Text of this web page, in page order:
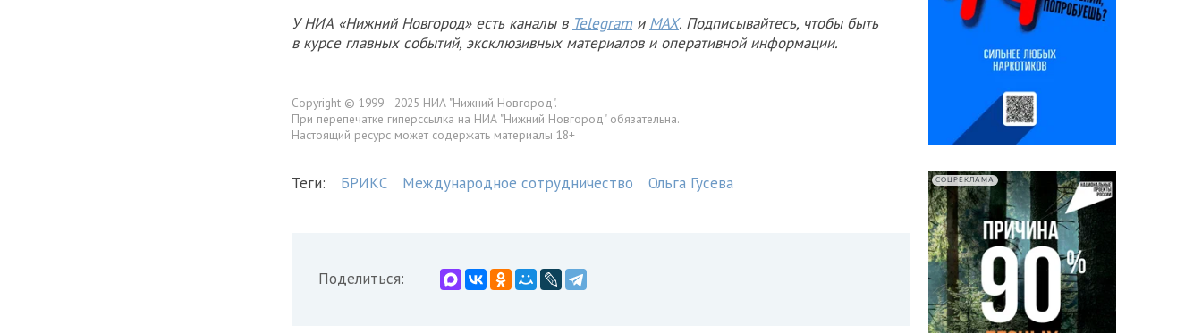
У НИА «Нижний Новгород» есть каналы в Telegram и MAX. Подписывайтесь, чтобы быть
в курсе главных событий, эксклюзивных материалов и оперативной информации.
Copyright © 1999—2025 НИА "Нижний Новгород".
При перепечатке гиперссылка на НИА "Нижний Новгород" обязательна.
Настоящий ресурс может содержать материалы 18+
Теги: БРИКС Международное сотрудничество Ольга Гусева
Поделиться:
СОЦРЕКЛАМА